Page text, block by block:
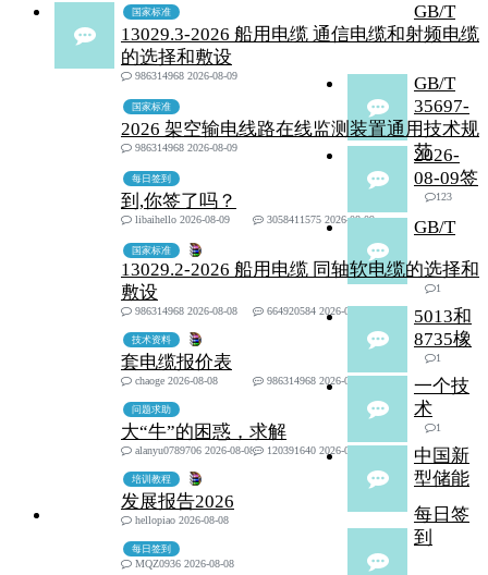
国家标准
GB/T
13029.3-2026 船用电缆 通信电缆和射频电缆
的选择和敷设
986314968 2026-08-09
国家标准
GB/T
35697-
2026 架空输电线路在线监测装置通用技术规
范
986314968 2026-08-09
每日签到
2026-
08-09签
到,你签了吗？
123
libaihello 2026-08-09 3058411575 2026-08-09
国家标准
GB/T
13029.2-2026 船用电缆 同轴软电缆的选择和
敷设
1
986314968 2026-08-08 664920584 2026-08-09
技术资料
5013和
8735橡
套电缆报价表
1
chaoge 2026-08-08 986314968 2026-08-08
问题求助
一个技
术
大“牛”的困惑，求解
1
alanyu0789706 2026-08-08 120391640 2026-08-08
培训教程
中国新
型储能
发展报告2026
hellopiao 2026-08-08
每日签到
每日签
到
MQZ0936 2026-08-08